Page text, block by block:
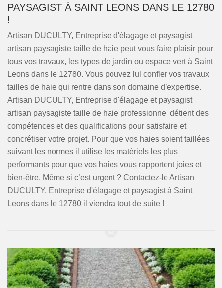
PAYSAGIST À SAINT LEONS DANS LE 12780
!
Artisan DUCULTY, Entreprise d'élagage et paysagist
artisan paysagiste taille de haie peut vous faire plaisir pour
tous vos travaux, les types de jardin ou espace vert à Saint
Leons dans le 12780. Vous pouvez lui confier vos travaux
tailles de haie qui rentre dans son domaine d’expertise.
Artisan DUCULTY, Entreprise d'élagage et paysagist
artisan paysagiste taille de haie professionnel détient des
compétences et des qualifications pour satisfaire et
concrétiser votre projet. Pour que vos haies soient taillées
suivant les normes il utilise les matériels les plus
performants pour que vos haies vous rapportent joies et
bien-être. Même si c’est urgent ? Contactez-le Artisan
DUCULTY, Entreprise d'élagage et paysagist à Saint
Leons dans le 12780 il viendra tout de suite !